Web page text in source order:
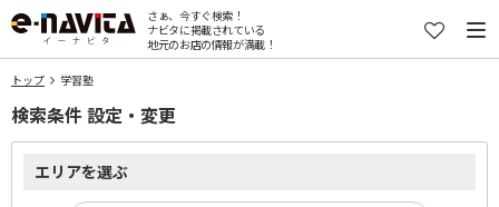
さぁ、今すぐ検索！
ナビタに掲載されている
地元のお店の情報が満載！
トップ 学習塾
検索条件 設定・変更
エリアを選ぶ